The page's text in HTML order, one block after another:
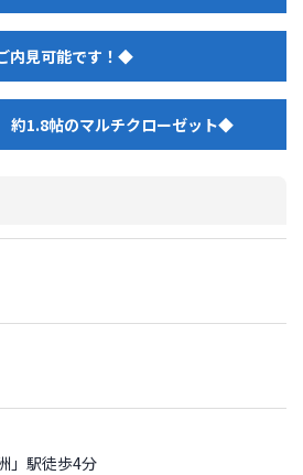
内見可能です！◆
1.8帖のマルチクローゼット◆
」駅徒歩4分